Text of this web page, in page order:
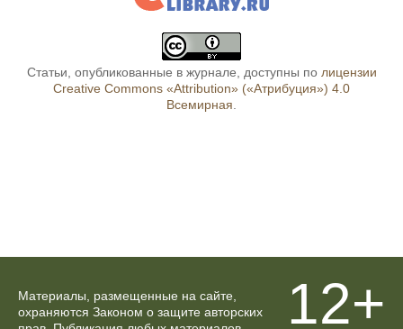
Статьи, опубликованные в журнале, доступны по лицензии
Creative Commons «Attribution» («Атрибуция») 4.0
Всемирная
Материалы, размещенные на сайте,
охраняются Законом о защите авторских
12+